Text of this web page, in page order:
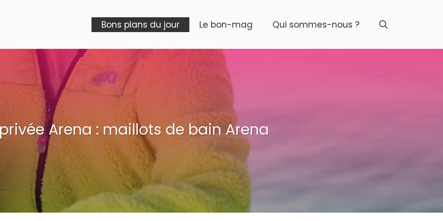
Bons plans du jour Le bon-mag Qui sommes-nous ?
Arena : maillots de bain Arena